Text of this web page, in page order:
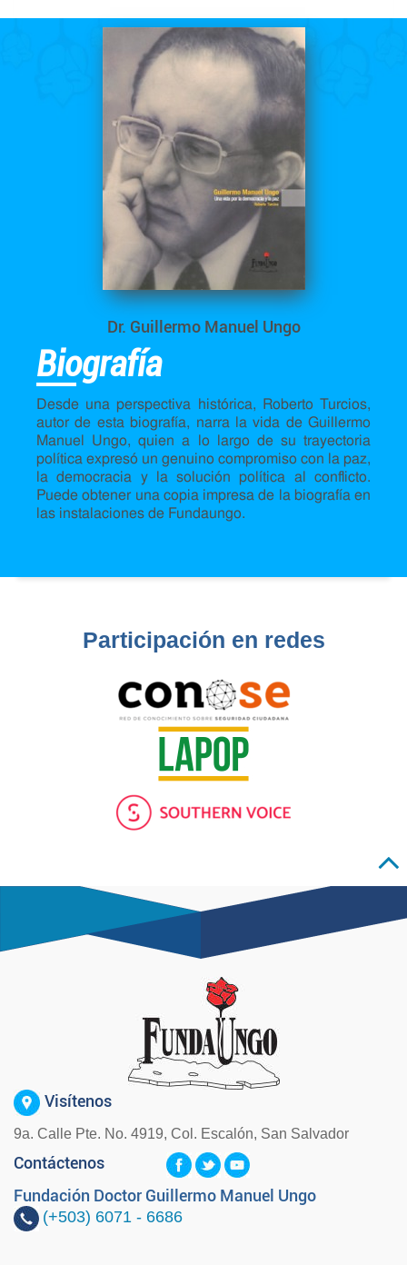
Dr. Guillermo Manuel Ungo
Biografía
Desde una perspectiva histórica, Roberto Turcios,
autor de esta biografía, narra la vida de Guillermo
Manuel Ungo, quien a lo largo de su trayectoria
política expresó un genuino compromiso con la paz,
la democracia y la solución política al conflicto.
Puede obtener una copia impresa de la biografía en
las instalaciones de Fundaungo.
Participación en redes
Visítenos
9a. Calle Pte. No. 4919, Col. Escalón, San Salvador
Contáctenos
Fundación Doctor Guillermo Manuel Ungo
(+503) 6071 - 6686